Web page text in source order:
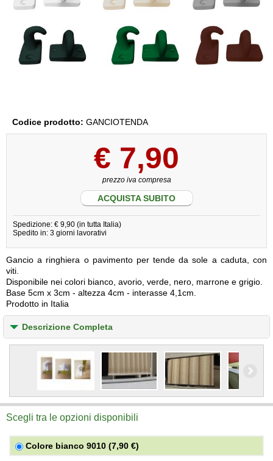
Codice prodotto: GANCIOTENDA
€ 7,90
prezzo iva compresa
ACQUISTA SUBITO
Spedizione: € 9,90 (in tutta Italia)
Spedito in: 3 giorni lavorativi
Gancio a ringhiera o pavimento per tende da sole a caduta, con
viti.
Disponibile nei colori bianco, avorio, verde, nero, marrone e grigio.
Base 5cm x 3cm - altezza 4cm - interasse 4,1cm.
Prodotto in Italia
Descrizione Completa
Scegli tra le opzioni disponibili
Colore bianco 9010 (7,90 €)